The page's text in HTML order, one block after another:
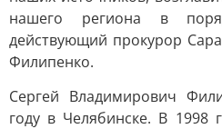
нашего региона в
действующий прокурор
Филипенко.
Сергей Владимирович
году в Челябинске. В 1998